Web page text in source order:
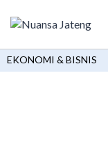
EKONOMI & BISNIS